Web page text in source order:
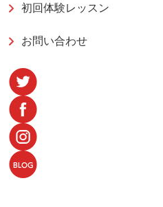
初回体験レッスン
お問い合わせ